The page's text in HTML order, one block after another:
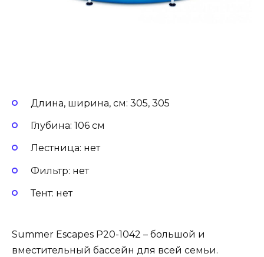
Длина, ширина, см: 305, 305
Глубина: 106 см
Лестница: нет
Фильтр: нет
Тент: нет
Summer Escapes P20-1042 – большой и
вместительный бассейн для всей семьи.